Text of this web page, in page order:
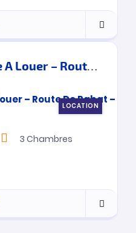
Appartement Vide A Louer – Route De Rabat – Tanger
LOCATION
3 Chambres